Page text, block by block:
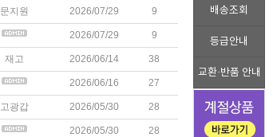
배송조회
등급안내
교환·반품 안내
문지원 2026/07/29 9
2026/07/29 9
재고 2026/06/14 38
2026/06/16 27
고광갑 2026/05/30 28
2026/05/30 28